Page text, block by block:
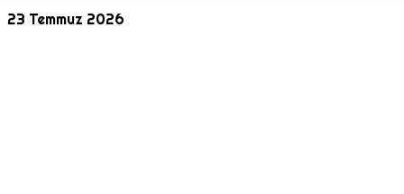
23 Temmuz 2026